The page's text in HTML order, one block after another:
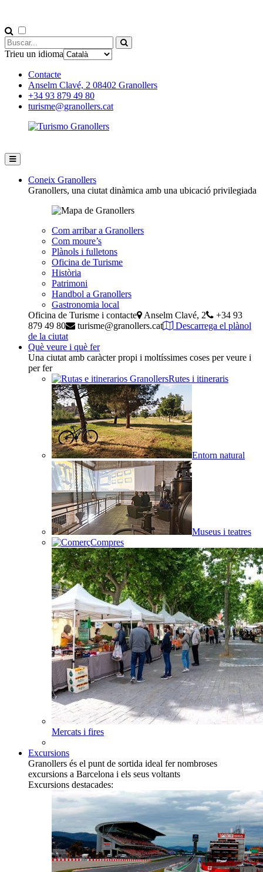
Trieu un idioma
Contacte
Anselm Clavé, 2 08402 Granollers
+34 93 879 49 80
turisme@granollers.cat
Coneix Granollers
Granollers, una ciutat dinàmica amb una ubicació privilegiada
Com arribar a Granollers
Com moure’s
Plànols i fulletons
Oficina de Turisme
Història
Patrimoni
Handbol a Granollers
Gastronomia local
Oficina de Turisme i contacte
Anselm Clavé, 2
+34 93
879 49 80
turisme@granollers.cat
Descarrega el plànol
de la ciutat
Què veure i què fer
Una ciutat amb caràcter propi i moltíssimes coses per veure i
per fer
Rutes i itineraris
Entorn natural
Museus i teatres
Compres
Mercats i fires
Excursions
Granollers és el punt de sortida ideal fer nombroses
excursions a Barcelona i els seus voltants
Excursions destacades: